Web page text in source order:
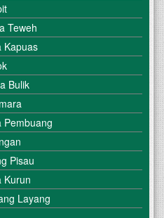
Teweh
Kapuas
Bulik
Pembuang
Pisau
Kurun
Layang